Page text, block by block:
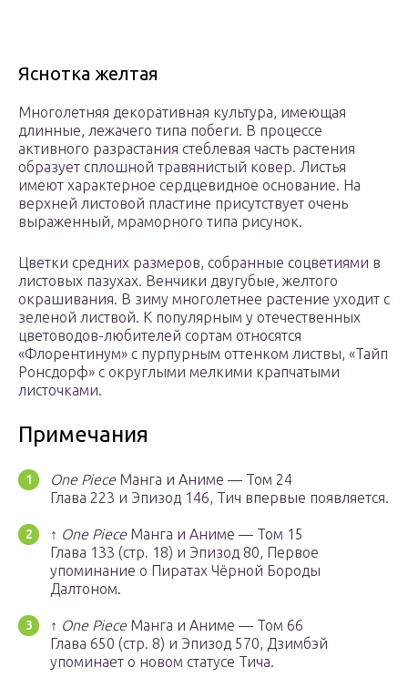
Яснотка желтая
Многолетняя декоративная культура, имеющая
длинные, лежачего типа побеги. В процессе
активного разрастания стеблевая часть растения
образует сплошной травянистый ковер. Листья
имеют характерное сердцевидное основание. На
верхней листовой пластине присутствует очень
выраженный, мраморного типа рисунок.
Цветки средних размеров, собранные соцветиями в
листовых пазухах. Венчики двугубые, желтого
окрашивания. В зиму многолетнее растение уходит с
зеленой листвой. К популярным у отечественных
цветоводов-любителей сортам относятся
«Флорентинум» с пурпурным оттенком листвы, «Тайп
Ронсдорф» с округлыми мелкими крапчатыми
листочками.
Примечания
One PieceМанга и Аниме — Том 24
Глава 223 и Эпизод 146, Тич впервые появляется.
↑ One PieceМанга и Аниме — Том 15
Глава 133 (стр. 18) и Эпизод 80, Первое
упоминание о Пиратах Чёрной Бороды
Далтоном.
↑ One PieceМанга и Аниме — Том 66
Глава 650 (стр. 8) и Эпизод 570, Дзимбэй
упоминает о новом статусе Тича.